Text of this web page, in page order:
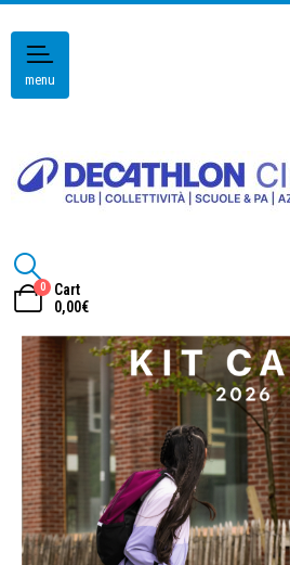
menu
0
Cart
0,00€